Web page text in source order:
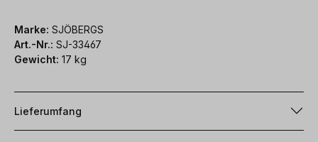
Marke: SJÖBERGS
Art.-Nr.: SJ-33467
Gewicht: 17 kg
Lieferumfang